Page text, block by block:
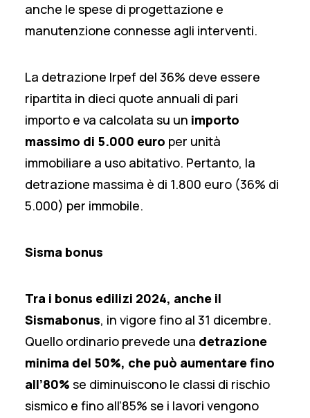
anche le spese di progettazione e
manutenzione connesse agli interventi.
La detrazione Irpef del 36% deve essere
ripartita in dieci quote annuali di pari
importo e va calcolata su un importo
massimo di 5.000 euro per unità
immobiliare a uso abitativo. Pertanto, la
detrazione massima è di 1.800 euro (36% di
5.000) per immobile.
Sisma bonus
Tra i bonus edilizi 2024, anche il
Sismabonus, in vigore fino al 31 dicembre.
Quello ordinario prevede una detrazione
minima del 50%, che può aumentare fino
all’80% se diminuiscono le classi di rischio
sismico e fino all’85% se i lavori vengono